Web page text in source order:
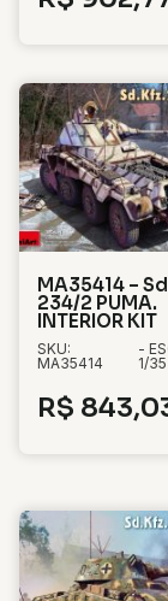
MA35414 –
234/2 PUMA.
INTERIOR KIT
SKU:
MA35414
-
1/35
R$